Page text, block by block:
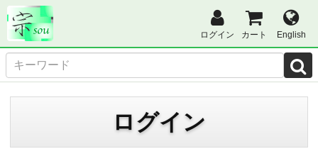
ログイン カート English
ログイン